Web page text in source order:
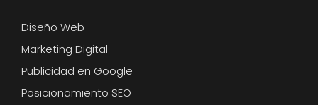
Diseño Web
Marketing Digital
Publicidad en Google
Posicionamiento SEO